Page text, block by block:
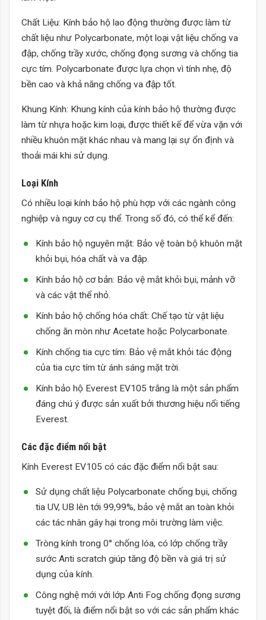
Chất Liệu: Kính bảo hộ lao động thường được làm từ
chất liệu như Polycarbonate, một loại vật liệu chống va
đập, chống trầy xước, chống đọng sương và chống tia
cực tím. Polycarbonate được lựa chọn vì tính nhẹ, độ
bền cao và khả năng chống va đập tốt.
Khung Kính: Khung kính của kính bảo hộ thường được
làm từ nhựa hoặc kim loại, được thiết kế để vừa vặn với
nhiều khuôn mặt khác nhau và mang lại sự ổn định và
thoải mái khi sử dụng.
Loại Kính
Có nhiều loại kính bảo hộ phù hợp với các ngành công
nghiệp và nguy cơ cụ thể. Trong số đó, có thể kể đến:
Kính bảo hộ nguyên mặt: Bảo vệ toàn bộ khuôn mặt
khỏi bụi, hóa chất và va đập.
Kính bảo hộ cơ bản: Bảo vệ mắt khỏi bụi, mảnh vỡ
và các vật thể nhỏ.
Kính bảo hộ chống hóa chất: Chế tạo từ vật liệu
chống ăn mòn như Acetate hoặc Polycarbonate.
Kính chống tia cực tím: Bảo vệ mắt khỏi tác động
của tia cực tím từ ánh sáng mặt trời.
Kính bảo hộ Everest EV105 trắng là một sản phẩm
đáng chú ý được sản xuất bởi thương hiệu nổi tiếng
Everest.
Các đặc điểm nổi bật
Kính Everest EV105 có các đặc điểm nổi bật sau:
Sử dụng chất liệu Polycarbonate chống bụi, chống
tia UV, UB lên tới 99,99%, bảo vệ mắt an toàn khỏi
các tác nhân gây hại trong môi trường làm việc.
Tròng kính trong 0° chống lóa, có lớp chống trầy
sước Anti scratch giúp tăng độ bền và giá trị sử
dụng của kính.
Công nghệ mới với lớp Anti Fog chống đọng sương
tuyệt đối, là điểm nổi bật so với các sản phẩm khác